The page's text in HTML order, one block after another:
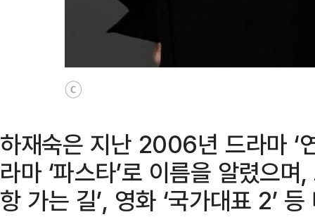
ⓒ
하재숙은 지난 2006년 드라마 ‘
라마 ‘파스타’로 이름을 알렸으며
항 가는 길’, 영화 ‘국가대표 2’